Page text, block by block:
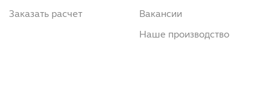
Заказать расчет Вакансии
Наше производство